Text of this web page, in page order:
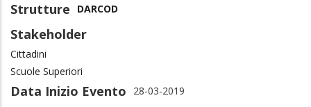
Strutture DARCOD
Stakeholder
Cittadini
Scuole Superiori
Data Inizio Evento 28-03-2019